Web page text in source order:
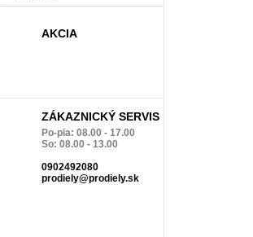
AKCIA
ZÁKAZNICKÝ SERVIS
Po-pia: 08.00 - 17.00
So: 08.00 - 13.00
0902492080
prodiely@prodiely.sk